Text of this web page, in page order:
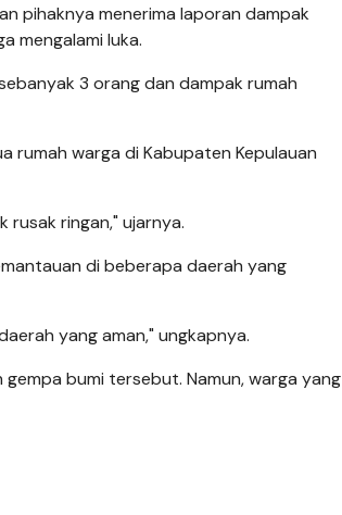
pihaknya menerima laporan dampak
mengalami luka.
3 orang dan dampak rumah
warga di Kabupaten Kepulauan
rusak ringan," ujarnya.
di beberapa daerah yang
yang aman," ungkapnya.
bumi tersebut. Namun, warga yang